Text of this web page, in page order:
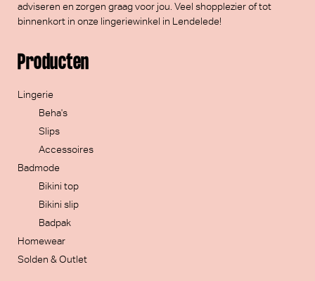
adviseren en zorgen graag voor jou. Veel shopplezierof tot
binnenkort in onze lingeriewinkel in Lendelede!
Producten
Lingerie
Beha's
Slips
Accessoires
Badmode
Bikini top
Bikini slip
Badpak
Homewear
Solden & Outlet